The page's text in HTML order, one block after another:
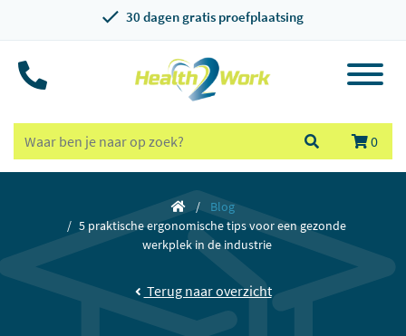
30 dagen gratis proefplaatsing
0
Blog
5 praktische ergonomische tips voor een gezonde
werkplek in de industrie
Terug naar overzicht